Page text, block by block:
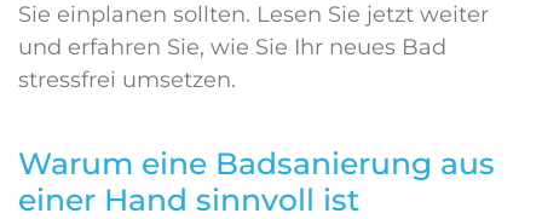
Sie einplanen sollten. Lesen Sie jetzt weiter
und erfahren Sie, wie Sie Ihr neues Bad
stressfrei umsetzen.
Warum eine Badsanierung aus
einer Hand sinnvoll ist